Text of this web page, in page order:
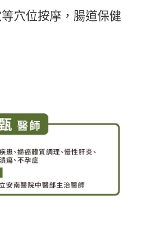
穴位按摩，腸道保健